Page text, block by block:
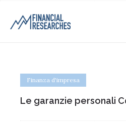
Finanza d'impresa
Le garanzie personali